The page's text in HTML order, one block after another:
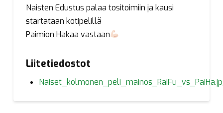
Naisten Edustus palaa tositoimiin ja kausi
startataan kotipelillä
Paimion Hakaa vastaan
Liitetiedostot